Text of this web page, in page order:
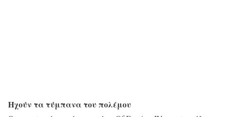
Ηχούν τα τύμπανα του πολέμου